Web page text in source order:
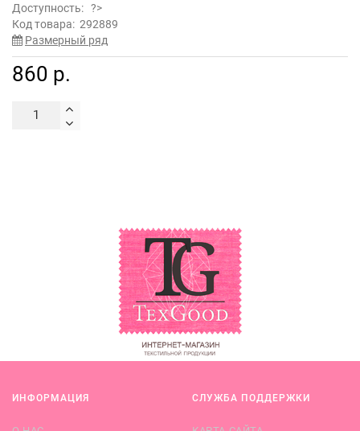
Доступность: ?>
Код товара: 292889
Размерный ряд
860 р.
ИНФОРМАЦИЯ СЛУЖБА ПОДДЕРЖКИ